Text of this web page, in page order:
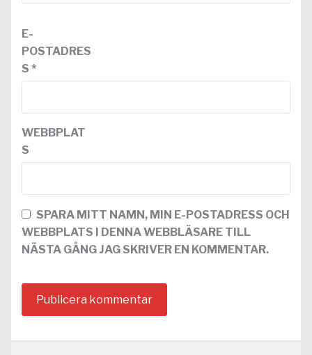
E-
POSTADRES
S *
WEBBPLAT
S
SPARA MITT NAMN, MIN E-POSTADRESS OCH
WEBBPLATS I DENNA WEBBLÄSARE TILL
NÄSTA GÅNG JAG SKRIVER EN KOMMENTAR.